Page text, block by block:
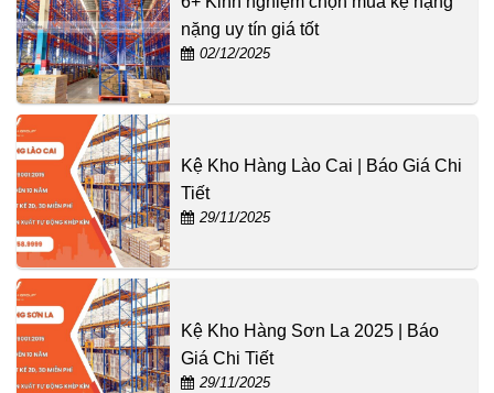
nặng uy tín giá tốt
02/12/2025
Kệ Kho Hàng Lào Cai | Báo Giá Chi
Tiết
29/11/2025
Kệ Kho Hàng Sơn La 2025 | Báo
Giá Chi Tiết
29/11/2025